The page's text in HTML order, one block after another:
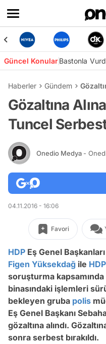
Güncel KonularBastonla
Haberler Gündem
Gözaltına
Tuncel Serbest
Onedio Medya -
04.11.2016 - 16:06
Favori
HDP Eş Genel Başkanları
Figen Yüksekdağ ile HDP
soruşturma kapsamında
binasındaki işlemleri
bekleyen gruba polis
Eş Genel Başkanı
gözaltına alındı.
sonra serbest bırakıldı.